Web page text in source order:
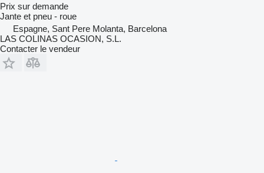
Prix sur demande
Jante et pneu - roue
Espagne, Sant Pere Molanta, Barcelona
LAS COLINAS OCASION, S.L.
Contacter le vendeur